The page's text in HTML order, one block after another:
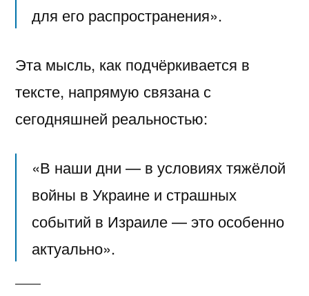
для его распространения».
Эта мысль, как подчёркивается в
тексте, напрямую связана с
сегодняшней реальностью:
«В наши дни — в условиях тяжёлой
войны в Украине и страшных
событий в Израиле — это особенно
актуально».